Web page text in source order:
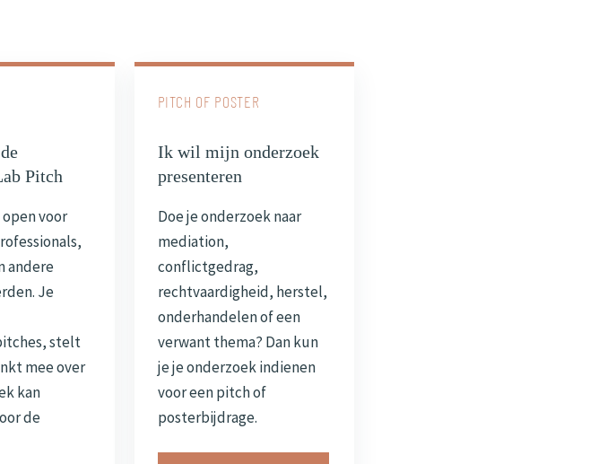
Pitch
open voor
andere
Je
stelt
mee over
kan
de
PITCH OF POSTER
Ik wil mijn onderzoek
presenteren
Doe je onderzoek naar
mediation,
conflictgedrag,
rechtvaardigheid, herstel,
onderhandelen of een
verwant thema? Dan kun
je je onderzoek indienen
voor een pitch of
posterbijdrage.